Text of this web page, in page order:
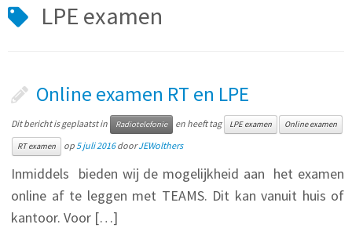
LPE examen
Online examen RT en LPE
Dit bericht is geplaatst in Radiotelefonie en heeft tag LPE examen Online examen
RT examen op5 juli 2016doorJEWolthers
Inmiddels bieden wij de mogelijkheid aan het examen
online af te leggen met TEAMS. Dit kan vanuit huis of
kantoor. Voor […]